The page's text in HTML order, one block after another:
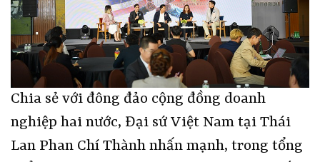
Chia sẻ với đông đảo cộng đồng doanh
nghiệp hai nước, Đại sứ Việt Nam tại Thái
Lan Phan Chí Thành nhấn mạnh, trong tổng